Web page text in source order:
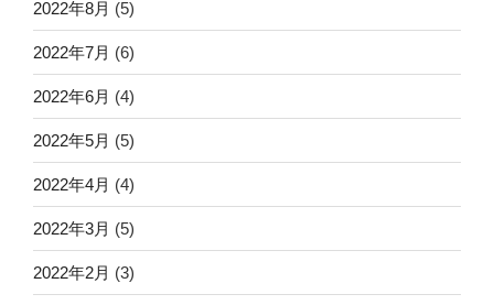
2022年8月 (5)
2022年7月 (6)
2022年6月 (4)
2022年5月 (5)
2022年4月 (4)
2022年3月 (5)
2022年2月 (3)